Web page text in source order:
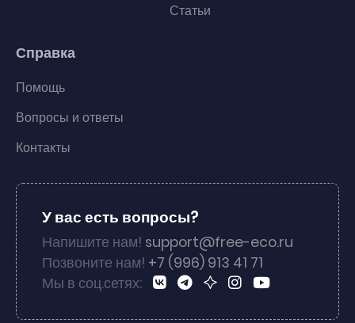
Статьи
Справка
Помощь
Вопросы и ответы
Контакты
У вас есть вопросы?
Напишите нам! support@free-eco.ru
Позвоните нам! +7 (996) 913 41 71
Мы в соц.сетях: